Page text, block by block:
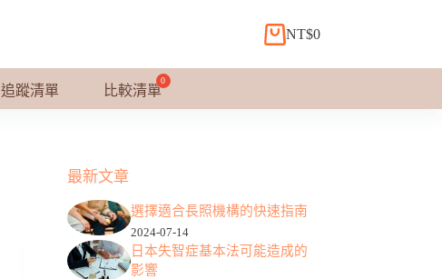
購
物
NT$0
追蹤清單 比較清單
最新文章
選擇適合長照機構的快速指南
2024-07-14
日本失智症基本法可能造成的
影響